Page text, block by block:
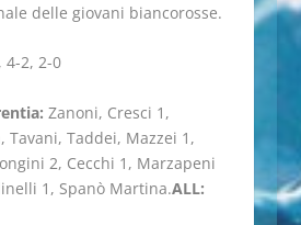
delle giovani biancorosse.
4-2, 2-0
Zanoni, Cresci 1,
Tavani, Taddei, Mazzei 1,
2, Cecchi 1, Marzapeni
1, Spanò Martina.ALL: